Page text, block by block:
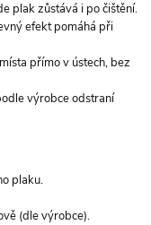
plak zůstává i po čištění.
efekt pomáhá při
přímo v ústech, bez
výrobce odstraní
plaku.
(dle výrobce).